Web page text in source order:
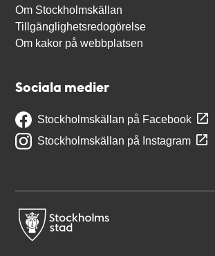
Om Stockholmskällan
Tillgänglighetsredogörelse
Om kakor på webbplatsen
Sociala medier
Stockholmskällan på Facebook
Stockholmskällan på Instagram